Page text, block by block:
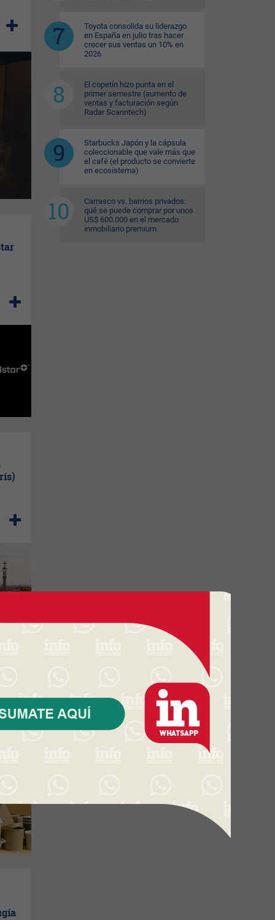
Toyota consolida su liderazgo
en España en julio tras hacer
crecer sus ventas un 10% en
2026
El copetín hizo punta en el
primer semestre (aumento de
ventas y facturación según
Radar Scanntech)
Starbucks Japón y la cápsula
coleccionable que vale más que
el café (el producto se convierte
en ecosistema)
Carrasco vs. barrios privados:
qué se puede comprar por unos
US$ 600.000 en el mercado
inmobiliario premium